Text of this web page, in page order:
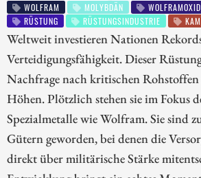
WOLFRAM
MOLYBDÄN WOLFRAMOXID
RÜSTUNG
RÜSTUNGSINDUSTRIE
Weltweit investieren Nationen
Verteidigungsfähigkeit. Dieser
Nachfrage nach kritischen
Höhen. Plötzlich stehen sie im Fokus
Spezialmetalle wie Wolfram. Sie sind
Gütern geworden, bei denen die
direkt über militärische Stärke